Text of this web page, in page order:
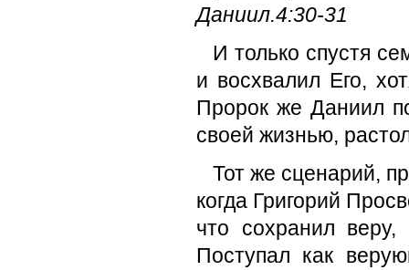
Даниил.4:30-31
И только спустя
и восхвалил Его,
Пророк же Даниил
своей жизнью,
Тот же сценарий,
когда Григорий
что сохранил
Поступал как